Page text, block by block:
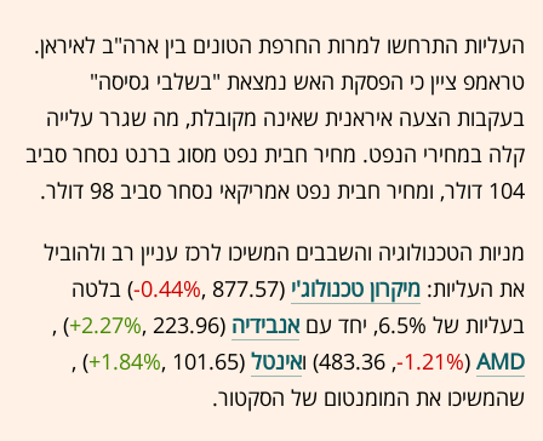
העליות התרחשו למרות החרפת הטונים בין ארה"ב לאיראן.
טראמפ ציין כי הפסקת האש נמצאת "בשלבי גסיסה"
בעקבות הצעה איראנית שאינה מקובלת, מה שגרר עלייה
קלה במחירי הנפט. מחיר חבית נפט מסוג ברנט נסחר סביב
104 דולר, ומחיר חבית נפט אמריקאי נסחר סביב 98 דולר.
מניות הטכנולוגיה והשבבים המשיכו לרכז עניין רב ולהוביל
את העליות: מיקרון טכנולוג'י (877.57 ,‎
-0.44%‏) בלטה
בעליות של 6.5%, יחד עם
אנבידיה (223.96 ,‎
+2.27%
‏) ,
AMD
(483.36 ,‎
-1.21% ‏) ואינטל (101.65 ,‎
+1.84%
‏) ,
שהמשיכו את המומנטום של הסקטור.